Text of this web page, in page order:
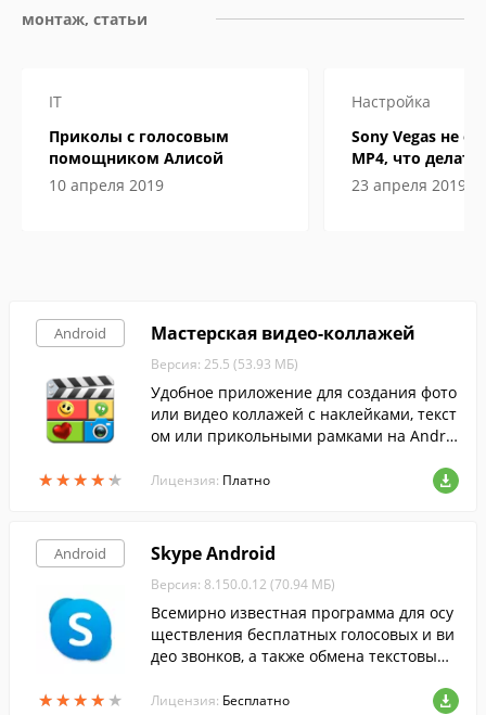
монтаж, статьи
IT
Приколы с голосовым
помощником Алисой
10 апреля 2019
Настройка
Sony Vegas не
MP4, что
23 апреля 2019
Android
★★★★★
★★★★★
Мастерская видео-коллажей
Версия: 25.5 (53.93 МБ)
Удобное приложение для создания фото
или видео коллажей с наклейками, текст
ом или прикольными рамками на Androi
Лицензия: Платно
Android
★★★★ ★
★★★★ ★
Skype Android
Версия: 8.150.0.12 (70.94 МБ)
Всемирно известная программа для осу
ществления бесплатных голосовых и ви
део звонков, а также обмена текстовыми
Лицензия: Бесплатно